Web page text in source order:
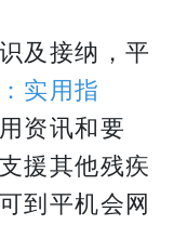
及接纳，平
实用指
资讯和要
援其他残疾
到平机会网